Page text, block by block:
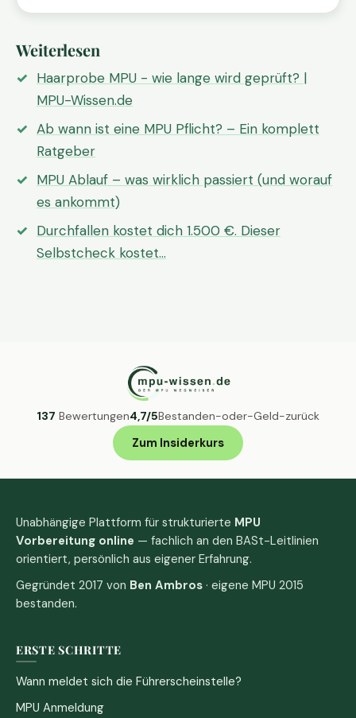
Weiterlesen
Haarprobe MPU - wie lange wird geprüft? |
MPU-Wissen.de
Ab wann ist eine MPU Pflicht? – Ein komplett
Ratgeber
MPU Ablauf – was wirklich passiert (und worauf
es ankommt)
Durchfallen kostet dich 1.500 €. Dieser
Selbstcheck kostet…
137 Bewertungen4,7/5Bestanden-oder-Geld-zurück
Zum Insiderkurs
Unabhängige Plattform für strukturierte MPU
Vorbereitung online — fachlich an den BASt-Leitlinien
orientiert, persönlich aus eigener Erfahrung.
Gegründet 2017 von Ben Ambros · eigene MPU 2015
bestanden.
ERSTE SCHRITTE
Wann meldet sich die Führerscheinstelle?
MPU Anmeldung